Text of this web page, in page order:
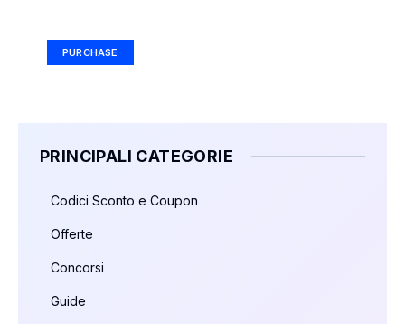
PURCHASE
PRINCIPALI CATEGORIE
Codici Sconto e Coupon
Offerte
Concorsi
Guide